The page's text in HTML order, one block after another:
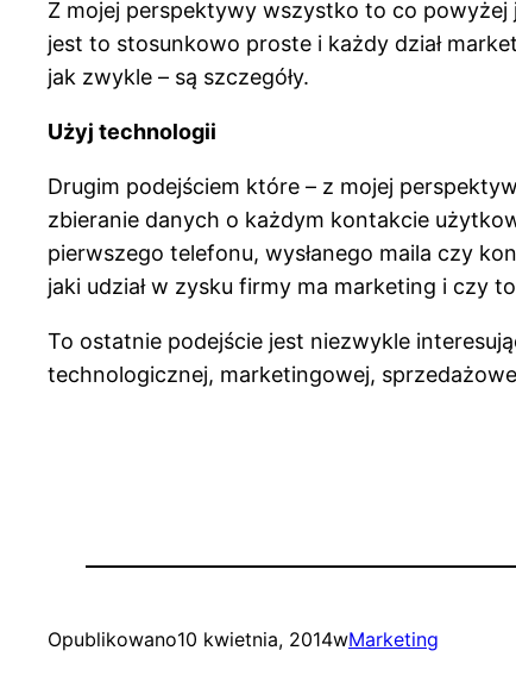
Z mojej perspektywy wszystko to co
jest to stosunkowo proste i każdy dział
jak zwykle – są szczegóły.
Użyj technologii
Drugim podejściem które – z mojej
zbieranie danych o każdym kontakcie
pierwszego telefonu, wysłanego maila czy
jaki udział w zysku firmy ma marketing i czy
To ostatnie podejście jest niezwykle
technologicznej, marketingowej,
Opublikowano10 kwietnia, 2014wMarketing